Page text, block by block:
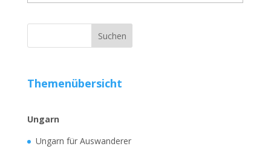
Themenübersicht
Ungarn
Ungarn für Auswanderer